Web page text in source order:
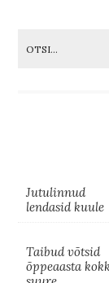
Jutulinnud
lendasid kuule
Taibud võtsid
õppeaasta